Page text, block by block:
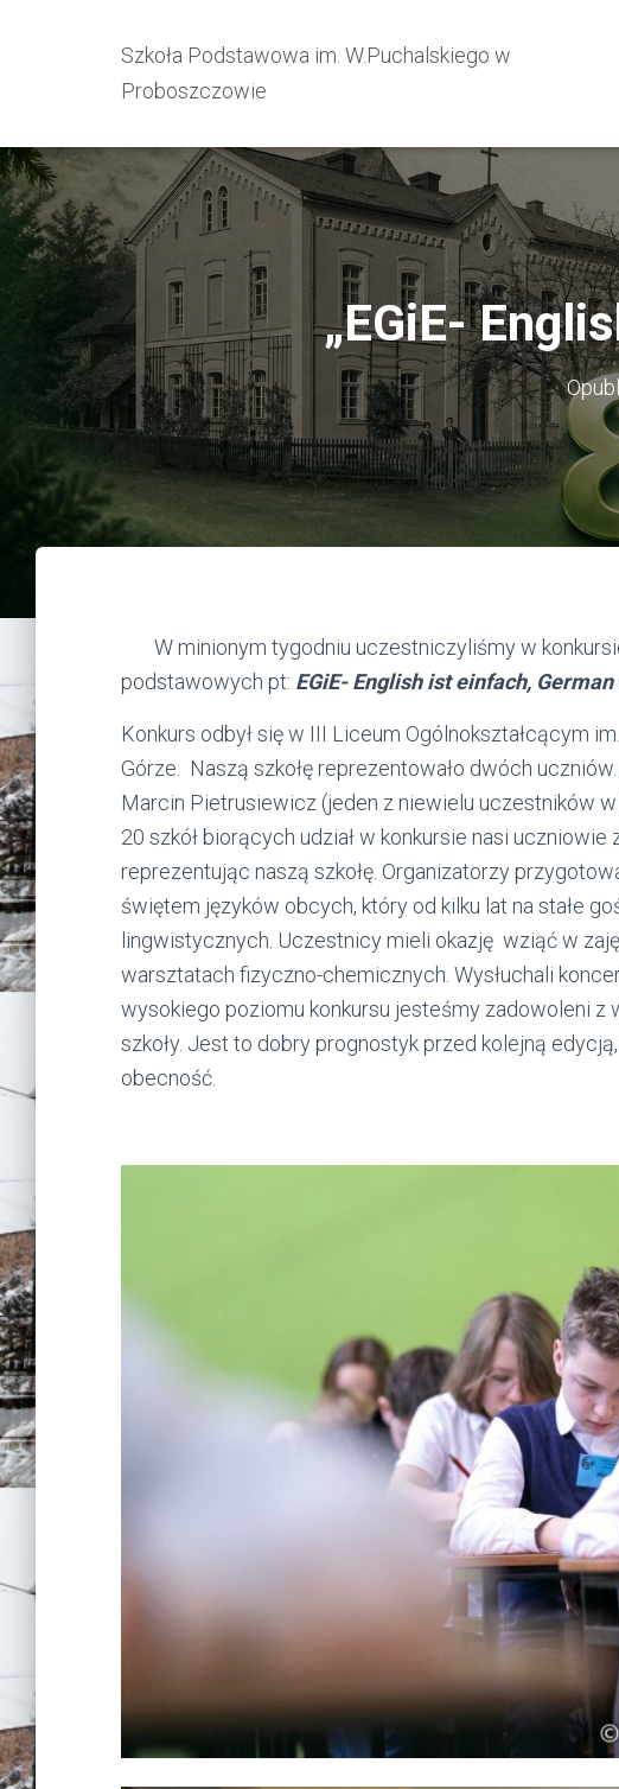
Szkoła Podstawowa im. W.Puchalskiego w
Proboszczowie
„EGiE-
W minionym tygodniu uczestniczyliśmy w
podstawowych pt: EGiE- English ist einfach, German
Konkurs odbył się w III Liceum Ogólnokształcącym
Górze. Naszą szkołę reprezentowało dwóch
Marcin Pietrusiewicz (jeden z niewielu uczestników
20 szkół biorących udział w konkursie nasi
reprezentując naszą szkołę. Organizatorzy
świętem języków obcych, który od kilku lat na stałe
lingwistycznych. Uczestnicy mieli okazję wziąć w
warsztatach fizyczno-chemicznych. Wysłuchali
wysokiego poziomu konkursu jesteśmy zadowoleni z
szkoły. Jest to dobry prognostyk przed kolejną
obecność.